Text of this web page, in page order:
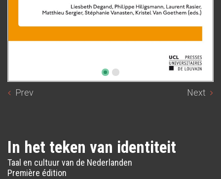
Prev Next
In het teken van identiteit
Taal en cultuur van de Nederlanden
Première édition